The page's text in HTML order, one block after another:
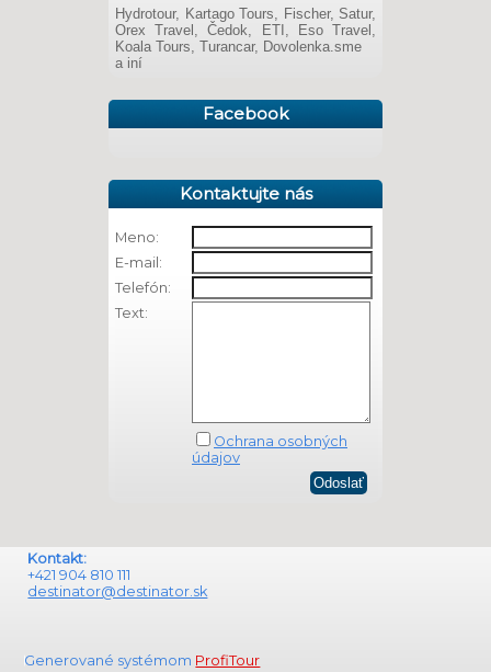
Hydrotour, Kartago Tours, Fischer, Satur,
Orex Travel, Čedok, ETI, Eso Travel,
Koala Tours, Turancar, Dovolenka.sme
a iní
Facebook
Kontaktujte nás
Meno:
E-mail:
Telefón:
Text:
Ochrana osobných
údajov
Kontakt:
+421 904 810 111
destinator@destinator.sk
Generované systémom ProfiTour